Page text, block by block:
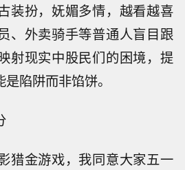
装扮，妩媚多情，越看越喜
、外卖骑手等普通人盲目跟
射现实中股民们的困境，提
陷阱而非馅饼。
猎金游戏，我同意大家五一